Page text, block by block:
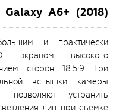
A6+ (2018)
и практически
экраном высокого
сторон 18.5:9. Три
вспышки камеры
устранить